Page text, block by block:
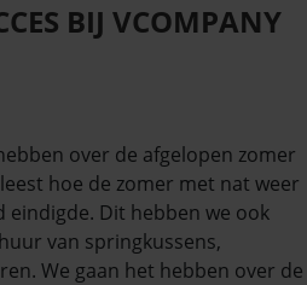
BIJ VCOMPANY
over de afgelopen zomer
hoe de zomer met nat weer
eindigde. Dit hebben we ook
van springkussens,
We gaan het hebben over de